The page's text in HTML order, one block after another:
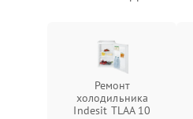
Ремонт
холодильника
Indesit TLAA 10